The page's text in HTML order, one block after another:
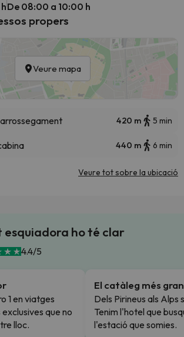
De 08:00 a 10:00 h
propers
Veure mapa
420 m 5 min
440 m 6 min
Veure tot sobre la ubicació
esquiadora ho té clar
4.4/5
1 en viatges
que no
lloc.
El catàleg més gran
Dels Pirineus als Alps
Tenim l'hotel que
l'estació que somies.